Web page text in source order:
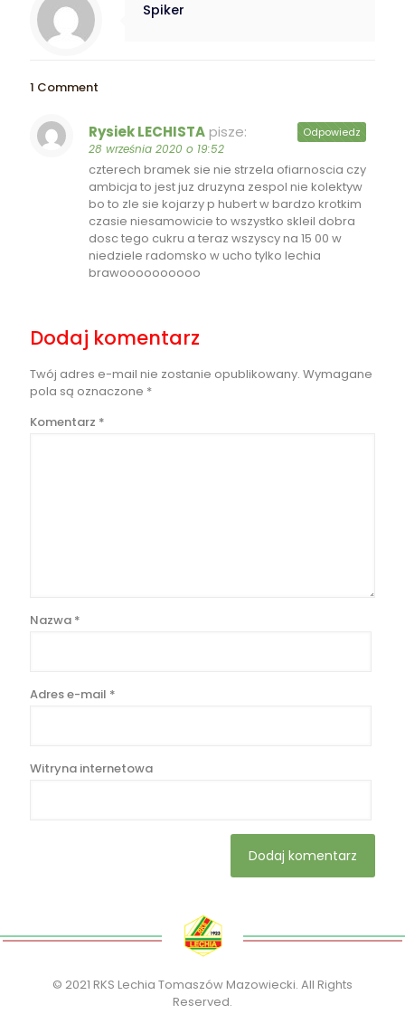
Spiker
1 Comment
Rysiek LECHISTApisze:
28 września 2020 o 19:52
czterech bramek sie nie strzela ofiarnoscia czy
ambicja to jest juz druzyna zespol nie kolektyw
bo to zle sie kojarzy p hubert w bardzo krotkim
czasie niesamowicie to wszystko skleil dobra
dosc tego cukru a teraz wszyscy na 15 00 w
niedziele radomsko w ucho tylko lechia
brawoooooooooo
Odpowiedz
Dodaj komentarz
Twój adres e-mail nie zostanie opublikowany. Wymagane
pola są oznaczone *
Komentarz *
Nazwa *
Adres e-mail *
Witryna internetowa
© 2021 RKS Lechia Tomaszów Mazowiecki. All Rights
Reserved.